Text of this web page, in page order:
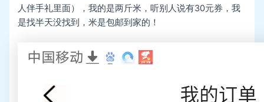
人伴手礼里面），我的是两斤米，听别人说有30元券，我
是找半天没找到，米是包邮到家的！